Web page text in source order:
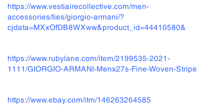
https://www.vestiairecollective.com/men-
accessories/ties/giorgio-armani/?
cjdata=MXxOfDB8WXww&product_id=44410580&
https://www.rubylane.com/item/2199535-2021-
1111/GIORGIO-ARMANI-Menx27s-Fine-Woven-Stripe
https://www.ebay.com/itm/146263264585